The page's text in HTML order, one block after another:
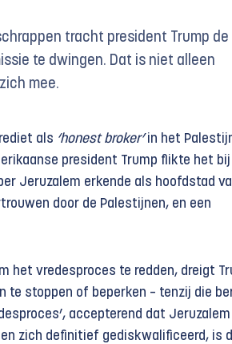
tracht president Trump de
te dwingen. Dat is niet alleen
mee.
als ‘honest broker’in het
president Trump flikte het
Jeruzalem erkende als hoofdstad
door de Palestijnen, en een
het vredesproces te redden, dreigt
te stoppen of beperken – tenzij die
accepterend dat Jeruzalem
zich definitief gediskwalificeerd, is